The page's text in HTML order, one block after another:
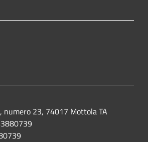
numero 23, 74017 Mottola TA